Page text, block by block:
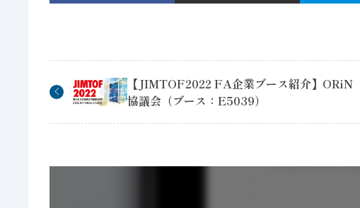
【JIMTOF2022 FA企業ブース紹介】ORiN
協議会（ブース：E5039）